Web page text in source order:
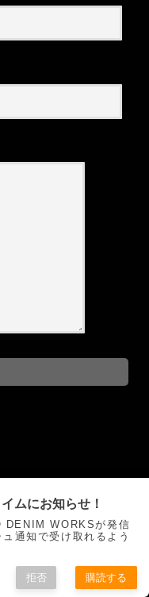
お問い合わせ
ムにお知らせ！
DENIM WORKSが発信
通知で受け取れるよう
拒否 購読する